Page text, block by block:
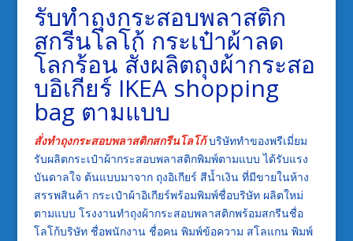
รับทำถุงกระสอบพลาสติก
สกรีนโลโก้ กระเป๋าผ้าลด
โลกร้อน สั่งผลิตถุงผ้ากระสอ
บอิเกียร์ IKEA shopping
bag ตามแบบ
สั่งทำถุงกระสอบพลาสติกสกรีนโลโก้บริษัททำของพรีเมี่ยม
รับผลิตกระเป๋าผ้ากระสอบพลาสติกพิมพ์ตามแบบ ได้รับแรง
บันดาลใจ ต้นแบบมาจาก ถุงอิเกียร์ สีน้ำเงิน ที่มีขายในห้าง
สรรพสินค้า กระเป๋าผ้าอิเกียร์พร้อมพิมพ์ชื่อบริษัท ผลิตใหม่
ตามแบบ โรงงานทำถุงผ้ากระสอบพลาสติกพร้อมสกรีนชื่อ
โลโก้บริษัท ชื่อพนักงาน ชื่อคน พิมพ์ข้อความ สโลแกน พิมพ์